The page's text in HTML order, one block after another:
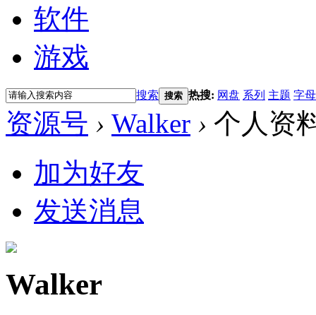
软件
游戏
搜索 搜索 热搜: 网盘 系列 主题 字
资源号 › Walker › 个人资
加为好友
发送消息
Walker